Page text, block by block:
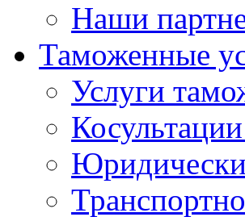
Наши
Таможенные
Услуги